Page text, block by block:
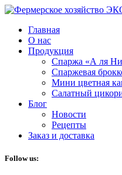
Главная
О нас
Продукция
Спаржа «А ля
Спаржевая
Мини цветная
Салатный
Блог
Новости
Рецепты
Заказ и доставка
Follow us: